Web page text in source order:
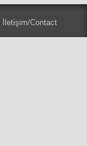
İletişim/Contact